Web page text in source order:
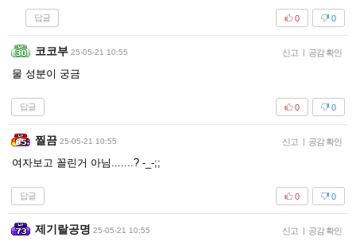
답글 0
0
코코부 25-05-21 10:55 신고 | 공감 확인
물 성분이 궁금
답글 0
0
찔끔 25-05-21 10:55 신고 | 공감 확인
여자보고 꼴린거 아님.......? -_-;;
답글 0
0
제기랄공명 25-05-21 10:55 신고 | 공감 확인